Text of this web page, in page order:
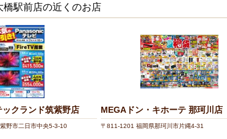
駅前店の近くのお店
クランド筑紫野店
野市二日市中央5-3-10
MEGAドン・キホーテ 那珂川店
〒811-1201 福岡県那珂川市片縄4-31